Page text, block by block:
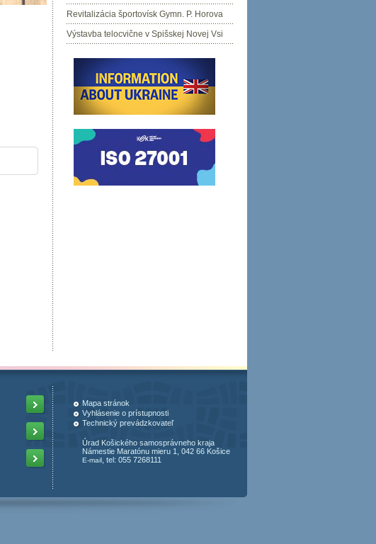
Revitalizácia športovísk Gymn. P. Horova
Výstavba telocvične v Spišskej Novej Vsi
Mapa stránok
Vyhlásenie o prístupnosti
Technický prevádzkovateľ
Úrad Košického samosprávneho kraja
Námestie Maratónu mieru 1, 042 66 Košice
E-mail , tel: 055 7268111